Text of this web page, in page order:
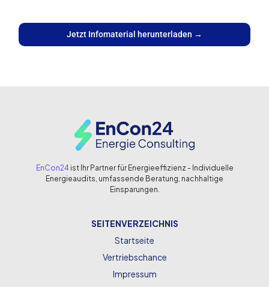
Jetzt Infomaterial herunterladen →
EnCon24 ist Ihr Partner für Energieeffizienz - Individuelle
Energieaudits, umfassende Beratung, nachhaltige
Einsparungen.
SEITENVERZEICHNIS
Startseite
Vertriebschance
Impressum